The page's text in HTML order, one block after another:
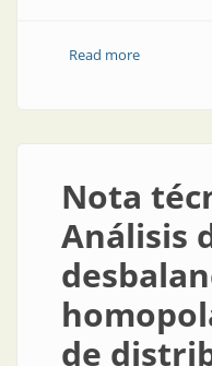
Read moreabout
Nota
Análisis
de